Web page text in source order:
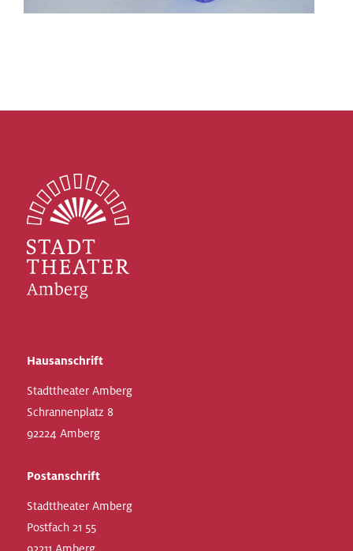
Hausanschrift
Stadttheater Amberg
Schrannenplatz 8
92224 Amberg
Postanschrift
Stadttheater Amberg
Postfach 21 55